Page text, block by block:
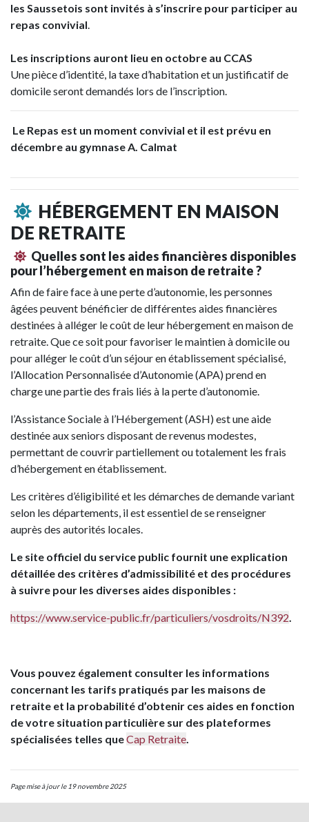
les Saussetois sont invités à s’inscrire pour participer au
repas convivial.
Les inscriptions auront lieu en octobre au CCAS
Une pièce d’identité, la taxe d’habitation et un justificatif de
domicile seront demandés lors de l’inscription.
Le Repas est un moment convivial et il est prévu en
décembre au gymnase A. Calmat
HÉBERGEMENT EN MAISON
DE RETRAITE
Quelles sont les aides financières disponibles
pour l’hébergement en maison de retraite ?
Afin de faire face à une perte d’autonomie, les personnes
âgées peuvent bénéficier de différentes aides financières
destinées à alléger le coût de leur hébergement en maison de
retraite. Que ce soit pour favoriser le maintien à domicile ou
pour alléger le coût d’un séjour en établissement spécialisé,
l’Allocation Personnalisée d’Autonomie (APA) prend en
charge une partie des frais liés à la perte d’autonomie.
l’Assistance Sociale à l’Hébergement (ASH) est une aide
destinée aux seniors disposant de revenus modestes,
permettant de couvrir partiellement ou totalement les frais
d’hébergement en établissement.
Les critères d’éligibilité et les démarches de demande variant
selon les départements, il est essentiel de se renseigner
auprès des autorités locales.
Le site officiel du service public fournit une explication
détaillée des critères d’admissibilité et des procédures
à suivre pour les diverses aides disponibles :
https://www.service-public.fr/particuliers/vosdroits/N392.
Vous pouvez également consulter les informations
concernant les tarifs pratiqués par les maisons de
retraite et la probabilité d’obtenir ces aides en fonction
de votre situation particulière sur des plateformes
spécialisées telles queCap Retraite.
Page mise à jour le 19 novembre 2025